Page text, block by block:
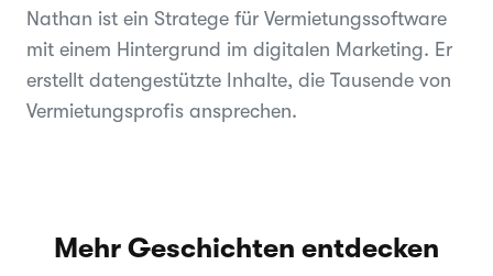
Nathan ist ein Stratege für Vermietungssoftware
mit einem Hintergrund im digitalen Marketing. Er
erstellt datengestützte Inhalte, die Tausende von
Vermietungsprofis ansprechen.
Mehr Geschichten entdecken